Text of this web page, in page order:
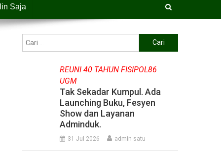
Saja
untuk:
REUNI 40 TAHUN FISIPOL86
UGM
Tak Sekadar Kumpul. Ada
Launching Buku, Fesyen
Show dan Layanan
Adminduk.
31 Jul 2026 admin satu